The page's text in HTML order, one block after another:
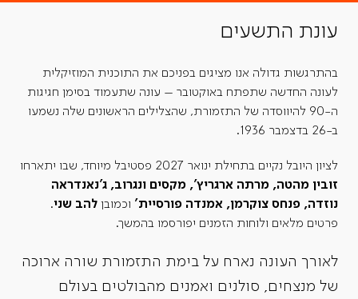
עונת התשעים
בהתרגשות גדולה אנו מציגים בפניכם את התוכנית המוזיקלית
לעונה החדשה שתפתח באוקטובר – עונה שתעמוד בסימן חגיגות
ה-90 להיווסדה של התזמורת, שהצלילים הראשונים שלה נשמעו
ב-26 בדצמבר 1936.
לציון היובל נקיים בתחילת ינואר 2027 פסטיבל מיוחד, שבו יתארחו
זובין מהטה, מרתה ארגריץ', מקסים ונגרוב, ג'נאנדראה
נוזדה, פנחס צוקרמן, אמנדה פורסיית' וכמובן להב שני.
פרטים מלאים ולוחות הזמנים יפורסמו בהמשך.
לאורך העונה נארח על בימת התזמורת שורה ארוכה
של מנצחים, סולנים ואמנים מהבולטים בעולם